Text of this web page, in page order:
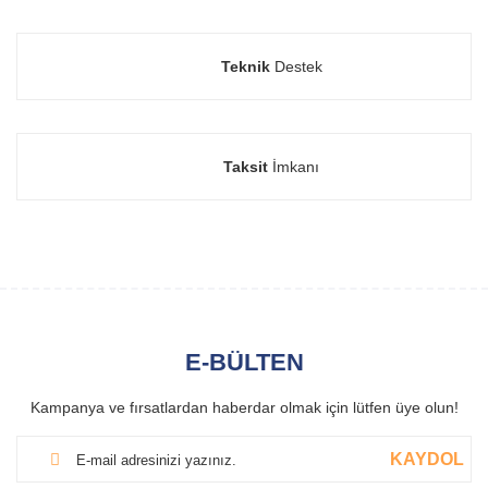
TeknikDestek
Taksit İmkanı
E-BÜLTEN
Kampanya ve fırsatlardan haberdar olmak için lütfen üye olun!
KAYDOL